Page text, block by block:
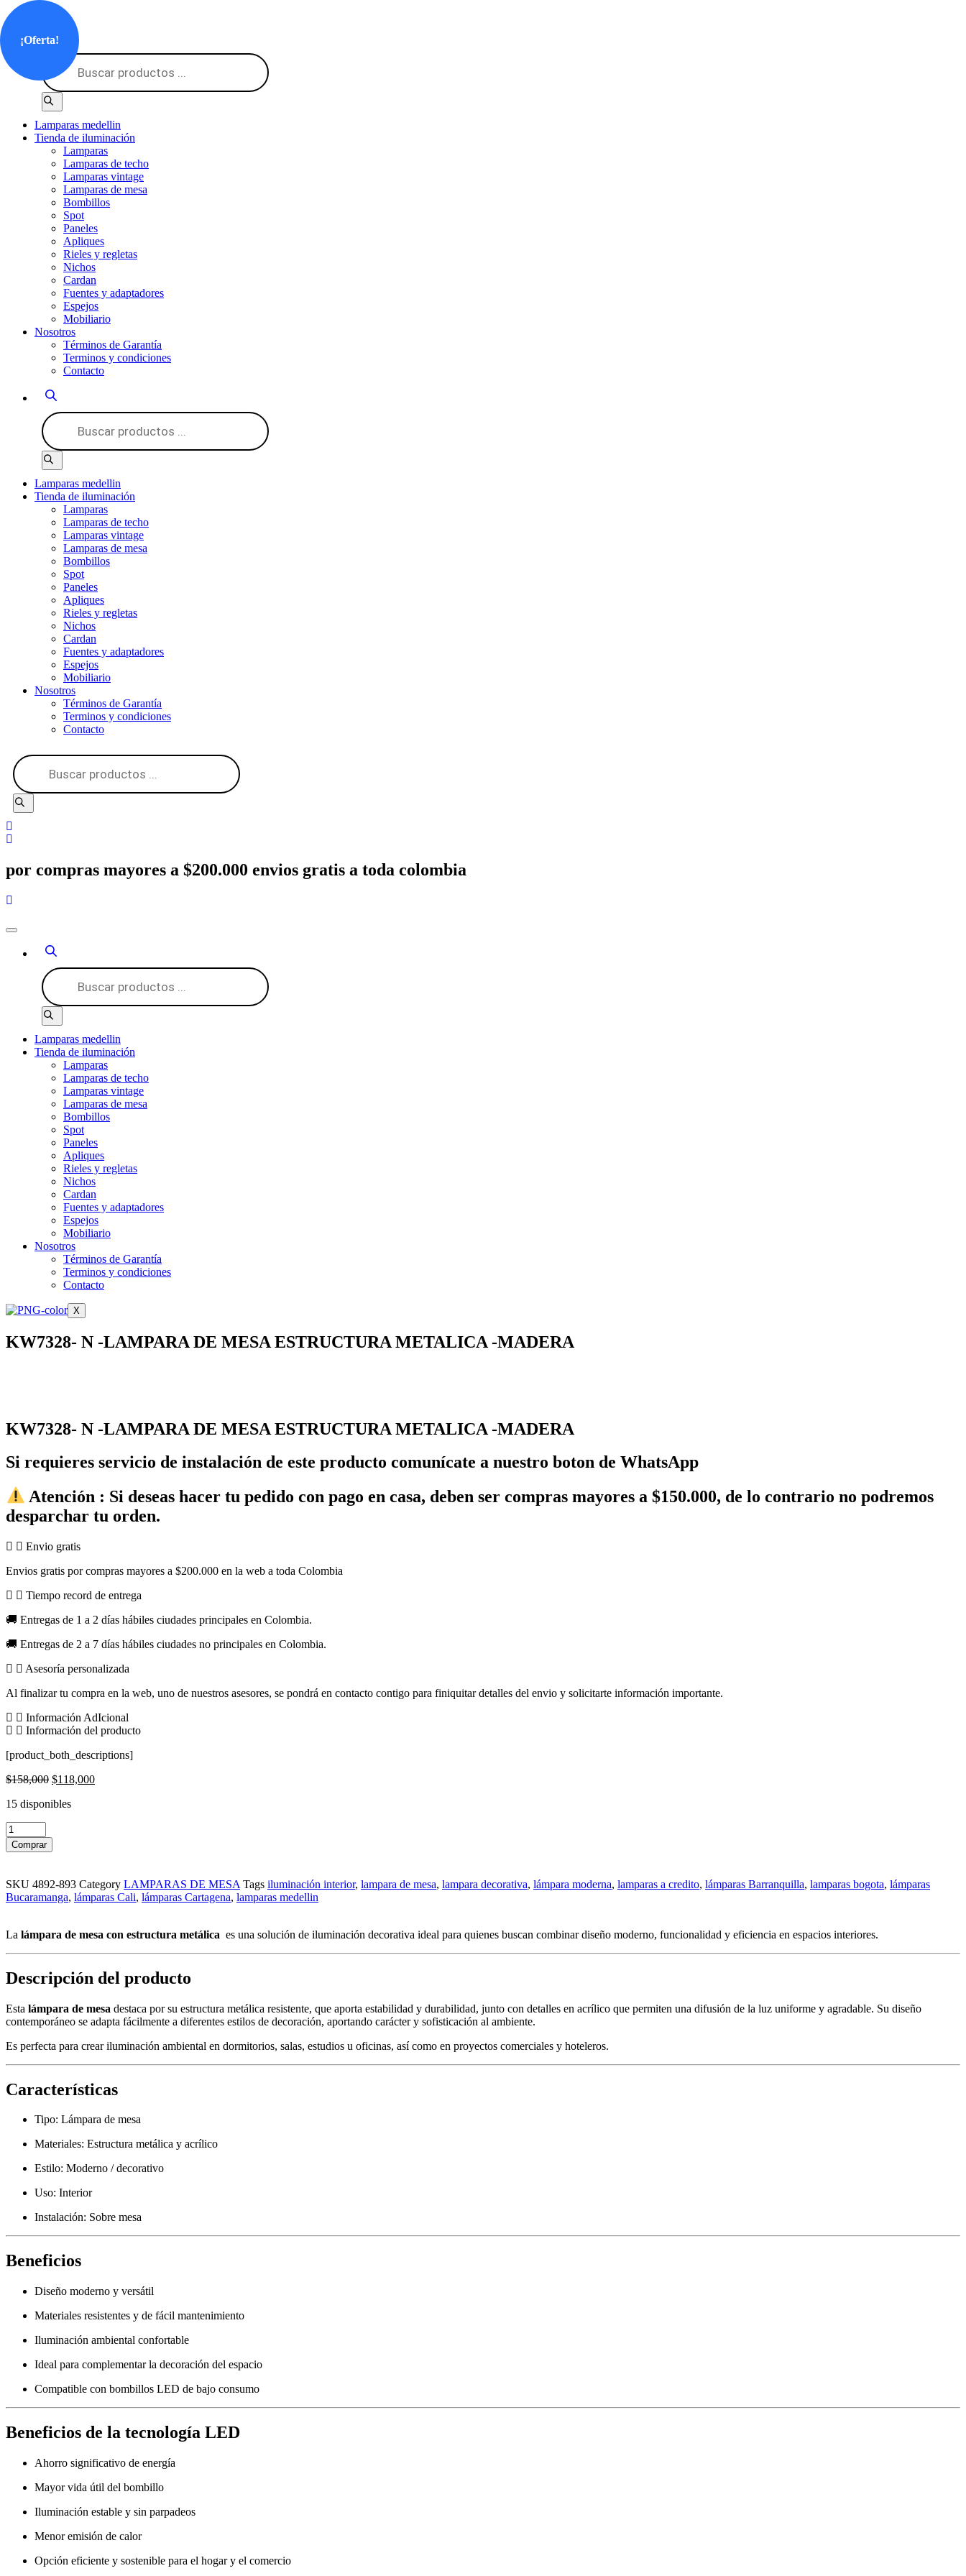
Saltar
al
contenido
Búsqueda
productos
Lamparas medellin
Tienda de iluminación
Lamparas
Lamparas de techo
Lamparas vintage
Lamparas de mesa
Bombillos
Spot
Paneles
Apliques
Rieles y regletas
Nichos
Cardan
Fuentes y adaptadores
Espejos
Mobiliario
Nosotros
Términos de Garantía
Terminos y condiciones
Contacto
Búsqueda
de
productos
Lamparas medellin
Tienda de iluminación
Lamparas
Lamparas de techo
Lamparas vintage
Lamparas de mesa
Bombillos
Spot
Paneles
Apliques
Rieles y regletas
Nichos
Cardan
Fuentes y adaptadores
Espejos
Mobiliario
Nosotros
Términos de Garantía
Terminos y condiciones
Contacto
Búsqueda
de
productos
por compras mayores a $200.000 envios gratis a toda colombia
Búsqueda
de
productos
Lamparas medellin
Tienda de iluminación
Lamparas
Lamparas de techo
Lamparas vintage
Lamparas de mesa
Bombillos
Spot
Paneles
Apliques
Rieles y regletas
Nichos
Cardan
Fuentes y adaptadores
Espejos
Mobiliario
Nosotros
Términos de Garantía
Terminos y condiciones
Contacto
X
KW7328- N -LAMPARA DE MESA ESTRUCTURA METALICA -MADERA
KW7328- N -LAMPARA DE MESA ESTRUCTURA METALICA -MADERA
Si requieres servicio de instalación de este producto comunícate a nuestro boton de WhatsApp
Atención : Si deseas hacer tu pedido con pago en casa, deben ser compras mayores a $150.000, de lo contrario no podremos
desparchar tu orden.
Envio gratis
Envios gratis por compras mayores a $200.000 en la web a toda Colombia
Tiempo record de entrega
🚚 Entregas de 1 a 2 días hábiles ciudades principales en Colombia.
🚚 Entregas de 2 a 7 días hábiles ciudades no principales en Colombia.
Asesoría personalizada
Al finalizar tu compra en la web, uno de nuestros asesores, se pondrá en contacto contigo para finiquitar detalles del envio y solicitarte información importante.
Información AdIcional
Información del producto
[product_both_descriptions]
$158,000 Original
was:
$118,000Current
15 disponibles
KW7328-
N
-
DE
MESA
ESTRUCTURA
-
MADERA
cantidad
Comprar
SKU 4892-893 Category LAMPARAS DE MESA Tags iluminación interior, lampara de mesa, lampara decorativa, lámpara moderna, lamparas a credito, lámparas Barranquilla, lamparas bogota, lámparas
Bucaramanga, lámparas Cali, lámparas Cartagena, lamparas medellin
La lámpara de mesa con estructura metálica es una solución de iluminación decorativa ideal para quienes buscan combinar diseño moderno, funcionalidad y eficiencia en espacios interiores.
Descripción del producto
Esta lámpara de mesa destaca por su estructura metálica resistente, que aporta estabilidad y durabilidad, junto con detalles en acrílico que permiten una difusión de la luz uniforme y agradable. Su diseño
contemporáneo se adapta fácilmente a diferentes estilos de decoración, aportando carácter y sofisticación al ambiente.
Es perfecta para crear iluminación ambiental en dormitorios, salas, estudios u oficinas, así como en proyectos comerciales y hoteleros.
Características
Tipo: Lámpara de mesa
Materiales: Estructura metálica y acrílico
Estilo: Moderno / decorativo
Uso: Interior
Instalación: Sobre mesa
Beneficios
Diseño moderno y versátil
Materiales resistentes y de fácil mantenimiento
Iluminación ambiental confortable
Ideal para complementar la decoración del espacio
Compatible con bombillos LED de bajo consumo
Beneficios de la tecnología LED
Ahorro significativo de energía
Mayor vida útil del bombillo
Iluminación estable y sin parpadeos
Menor emisión de calor
Opción eficiente y sostenible para el hogar y el comercio
¡Oferta!